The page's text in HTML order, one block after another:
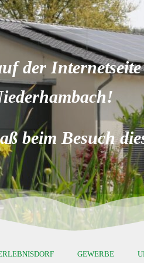
der
beim Besuch
GEWERBE